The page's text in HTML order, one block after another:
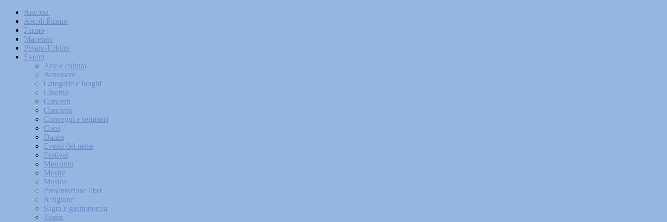
Ancona
Ascoli Piceno
Fermo
Macerata
Pesaro-Urbino
Eventi
Arte e cultura
Benessere
Categorie e luoghi
Cinema
Concerti
Concorsi
Convegni e seminari
Corsi
Danza
Eventi del mese
Festival
Mercatini
Mostre
Musica
Presentazione libri
Religione
Sagra e gastronomia
Teatro